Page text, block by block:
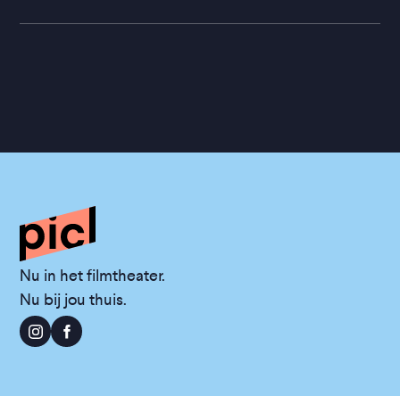
Nu in het filmtheater.
Nu bij jou thuis.